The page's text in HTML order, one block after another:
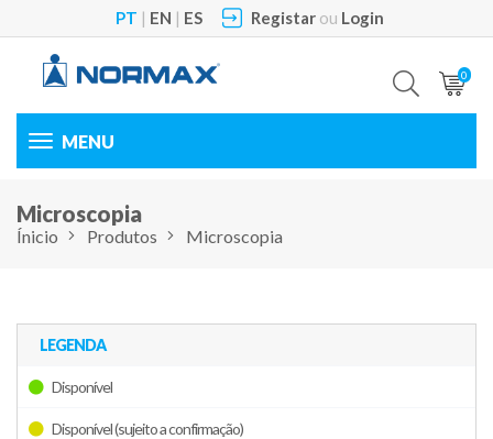
PT | EN | ES Registarou Login
0
Toggle
Microscopia
Ínicio Produtos Microscopia
LEGENDA
Disponível
Disponível (sujeito a confirmação)